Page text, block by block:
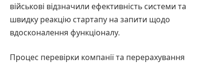
військові відзначили ефективність системи та
швидку реакцію стартапу на запити щодо
вдосконалення функціоналу.
Процес перевірки компанії та перерахування